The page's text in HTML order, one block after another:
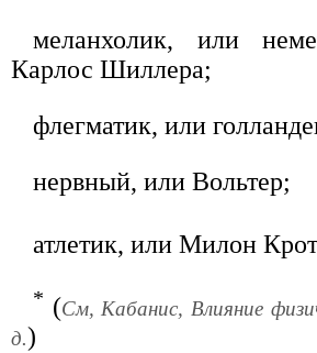
меланхолик, или
Карлос Шиллера;
флегматик, или
нервный, или Вольтер;
атлетик, или Милон
* (См, Кабанис, Влияние
д.)